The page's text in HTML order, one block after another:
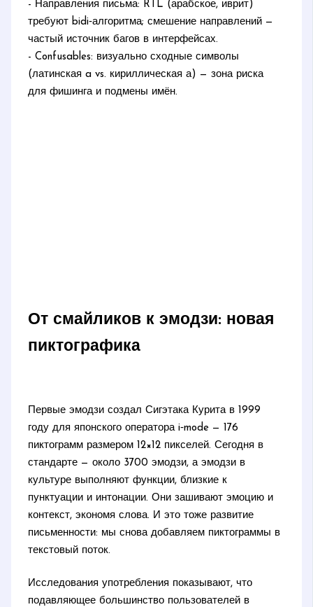
- Направления письма: RTL (арабское, иврит)
требуют bidi‑алгоритма; смешение направлений —
частый источник багов в интерфейсах.
- Confusables: визуально сходные символы
(латинская a vs. кириллическая а) — зона риска
для фишинга и подмены имён.
От смайликов к эмодзи: новая
пиктографика
Первые эмодзи создал Сигэтака Курита в 1999
году для японского оператора i‑mode — 176
пиктограмм размером 12×12 пикселей. Сегодня в
стандарте — около 3700 эмодзи, а эмодзи в
культуре выполняют функции, близкие к
пунктуации и интонации. Они зашивают эмоцию и
контекст, экономя слова. И это тоже развитие
письменности: мы снова добавляем пиктограммы в
текстовый поток.
Исследования употребления показывают, что
подавляющее большинство пользователей в